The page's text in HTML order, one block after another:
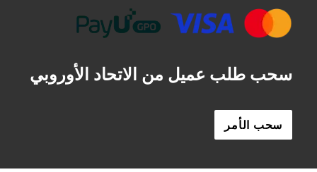
سحب طلب عميل من الاتحاد الأوروبي
سحب الأمر
ES